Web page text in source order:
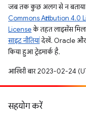
जब तक कुछ अलग से न बताया
Commons Attribution 4.0
Licenseके तहत लाइसेंस मिला
साइट नीतियांदेखें. Oracle और/
किया हुआ ट्रेडमार्क है.
आखिरी बार 2023-02-24
सहयोग करें